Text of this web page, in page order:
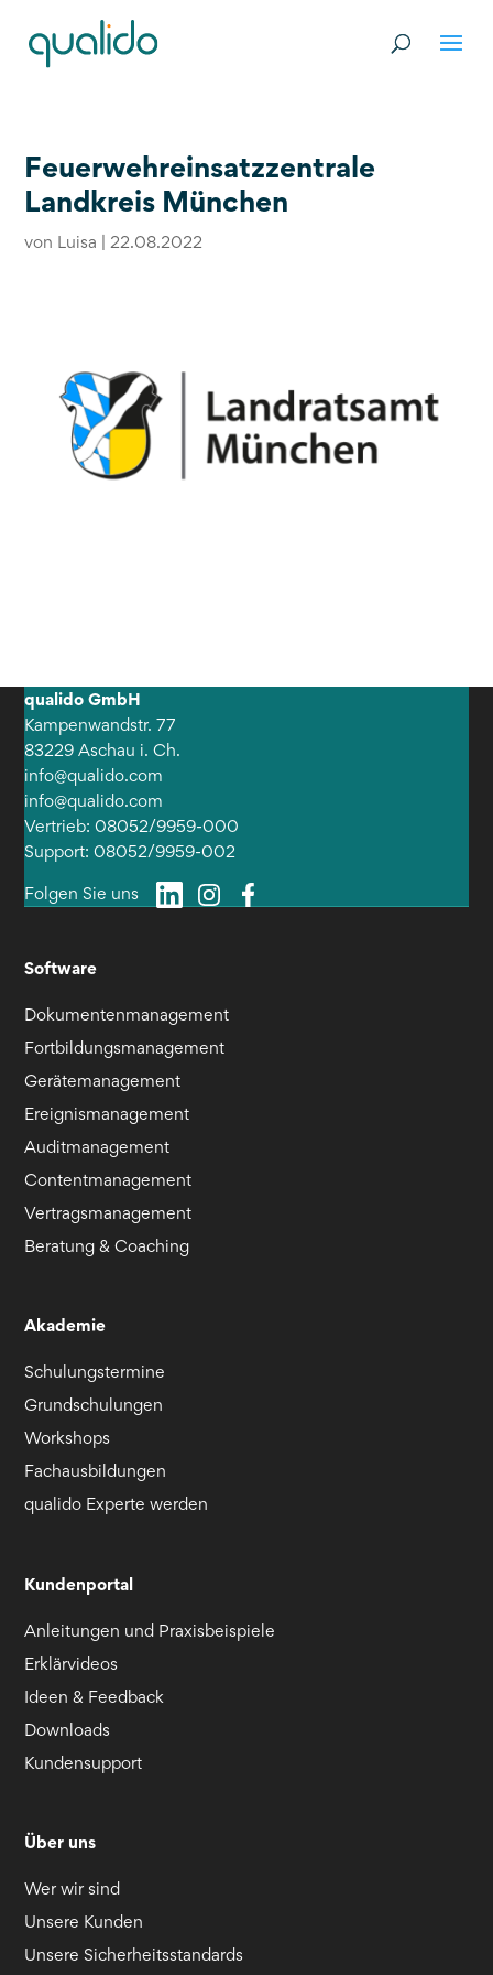
Feuerwehreinsatzzentrale
Landkreis München
von Luisa |22.08.2022
qualido GmbH
Kampenwandstr. 77
83229 Aschau i. Ch.
info@qualido.com
info@qualido.com
Vertrieb: 08052/9959-000
Support: 08052/9959-002
Folgen Sie uns
Software
Dokumentenmanagement
Fortbildungsmanagement
Gerätemanagement
Ereignismanagement
Auditmanagement
Contentmanagement
Vertragsmanagement
Beratung & Coaching
Akademie
Schulungstermine
Grundschulungen
Workshops
Fachausbildungen
qualido Experte werden
Kundenportal
Anleitungen und Praxisbeispiele
Erklärvideos
Ideen & Feedback
Downloads
Kundensupport
Über uns
Wer wir sind
Unsere Kunden
Unsere Sicherheitsstandards